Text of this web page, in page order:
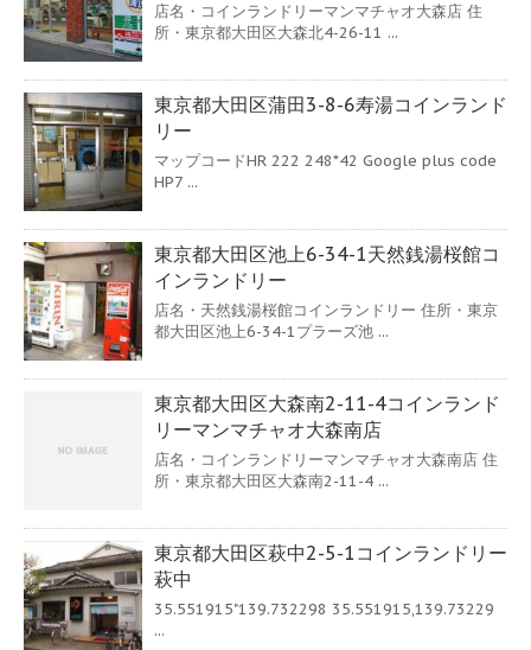
店名・コインランドリーマンマチャオ大森店 住
所・東京都大田区大森北4-26-11 ...
東京都大田区蒲田3-8-6寿湯コインランド
リー
マップコードHR 222 248*42 Google plus code
HP7 ...
東京都大田区池上6-34-1天然銭湯桜館コ
インランドリー
店名・天然銭湯桜館コインランドリー 住所・東京
都大田区池上6-34-1プラーズ池 ...
東京都大田区大森南2-11-4コインランド
リーマンマチャオ大森南店
店名・コインランドリーマンマチャオ大森南店 住
所・東京都大田区大森南2-11-4 ...
東京都大田区萩中2-5-1コインランドリー
萩中
35.551915"139.732298 35.551915,139.73229
...